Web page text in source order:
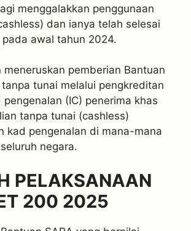
menggalakkan penggunaan
dan ianya telah selesai
awal tahun 2024.
meneruskan pemberian Bantuan
tanpa tunai melalui pengkreditan
(IC) penerima khas
tanpa tunai (cashless)
kad pengenalan di mana-mana
negara.
PELAKSANAAN
200 2025